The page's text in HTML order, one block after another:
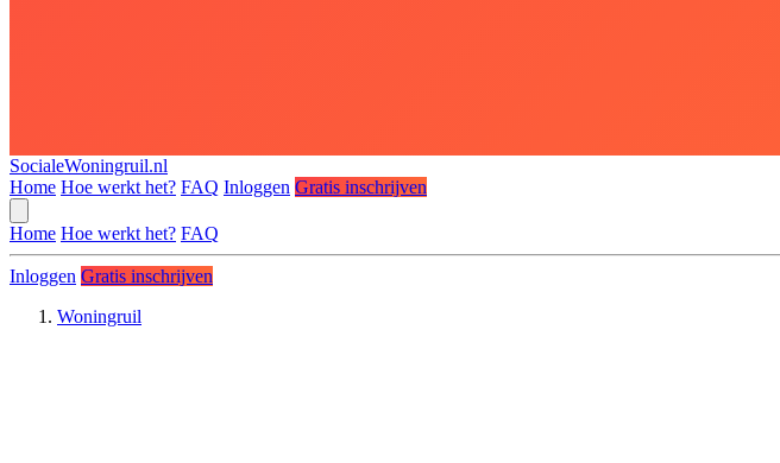
SocialeWoningruil.nl
Home Hoe werkt het? FAQ Inloggen Gratis inschrijven
Home Hoe werkt het? FAQ
Inloggen Gratis inschrijven
Woningruil